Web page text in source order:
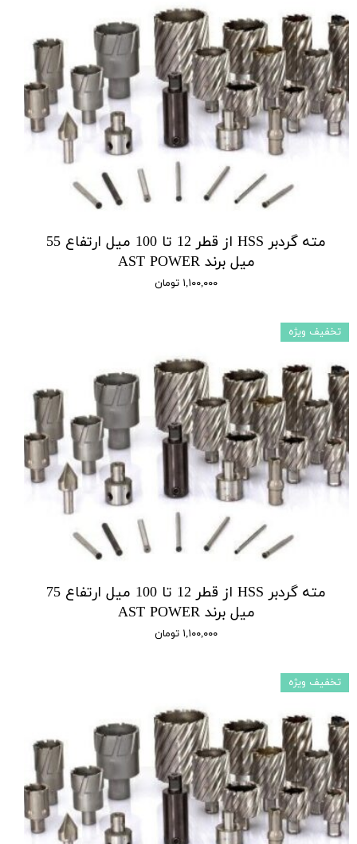
مته گردبر HSS از قطر 12 تا 100 میل ارتفاع 55
میل برند AST POWER
۱,۱۰۰,۰۰۰ تومان
مته گردبر HSS از قطر 12 تا 100 میل ارتفاع 75
میل برند AST POWER
۱,۱۰۰,۰۰۰ تومان
تخفیف ویژه
تخفیف ویژه